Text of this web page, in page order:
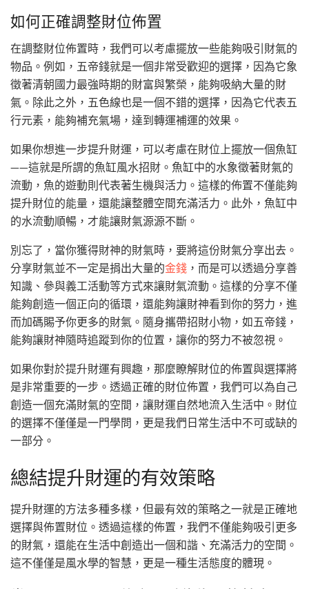
如何正確調整財位佈置
在調整財位佈置時，我們可以考慮擺放一些能夠吸引財氣的
物品。例如，五帝錢就是一個非常受歡迎的選擇，因為它象
徵著清朝國力最強時期的財富與繁榮，能夠吸納大量的財
氣。除此之外，五色線也是一個不錯的選擇，因為它代表五
行元素，能夠補充氣場，達到轉運補運的效果。
如果你想進一步提升財運，可以考慮在財位上擺放一個魚缸
——這就是所謂的魚缸風水招財。魚缸中的水象徵著財氣的
流動，魚的遊動則代表著生機與活力。這樣的佈置不僅能夠
提升財位的能量，還能讓整體空間充滿活力。此外，魚缸中
的水流動順暢，才能讓財氣源源不斷。
別忘了，當你獲得財神的財氣時，要將這份財氣分享出去。
分享財氣並不一定是捐出大量的金錢 ，而是可以透過分享善
知識、參與義工活動等方式來讓財氣流動。這樣的分享不僅
能夠創造一個正向的循環，還能夠讓財神看到你的努力，進
而加碼賜予你更多的財氣。隨身攜帶招財小物，如五帝錢，
能夠讓財神隨時追蹤到你的位置，讓你的努力不被忽視。
如果你對於提升財運有興趣，那麼瞭解財位的佈置與選擇將
是非常重要的一步。透過正確的財位佈置，我們可以為自己
創造一個充滿財氣的空間，讓財運自然地流入生活中。財位
的選擇不僅僅是一門學問，更是我們日常生活中不可或缺的
一部分。
總結提升財運的有效策略
提升財運的方法多種多樣，但最有效的策略之一就是正確地
選擇與佈置財位。透過這樣的佈置，我們不僅能夠吸引更多
的財氣，還能在生活中創造出一個和諧、充滿活力的空間。
這不僅僅是風水學的智慧，更是一種生活態度的體現。